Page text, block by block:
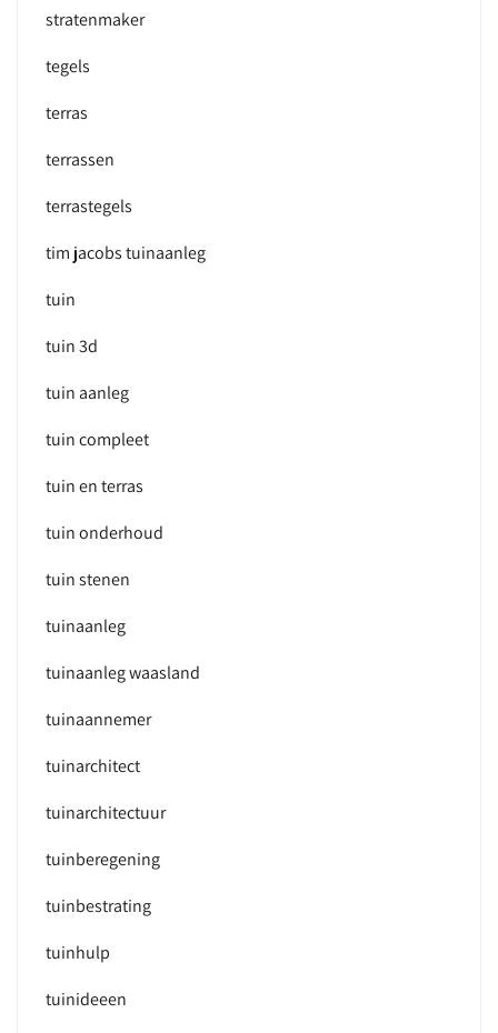
stratenmaker
tegels
terras
terrassen
terrastegels
tim jacobs tuinaanleg
tuin
tuin 3d
tuin aanleg
tuin compleet
tuin en terras
tuin onderhoud
tuin stenen
tuinaanleg
tuinaanleg waasland
tuinaannemer
tuinarchitect
tuinarchitectuur
tuinberegening
tuinbestrating
tuinhulp
tuinideeen